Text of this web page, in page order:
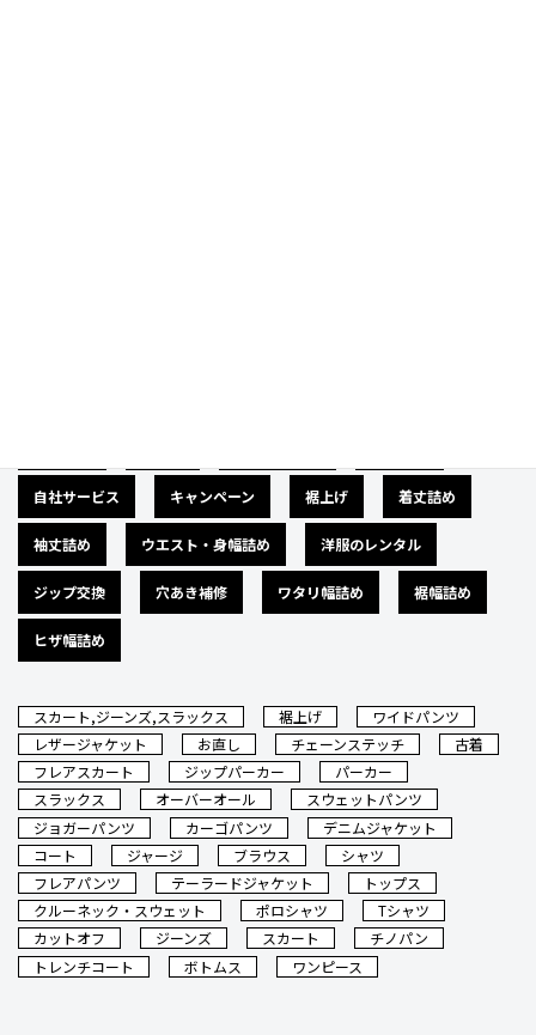
自社サービス キャンペーン 裾上げ 着丈詰め
袖丈詰め ウエスト・身幅詰め 洋服のレンタル
ジップ交換 穴あき補修 ワタリ幅詰め 裾幅詰め
ヒザ幅詰め
スカート,ジーンズ,スラックス 裾上げ
ワイドパンツ
レザージャケット
お直し チェーンステッチ
古着
フレアスカート
ジップパーカー
パーカー
スラックス
オーバーオール
スウェットパンツ
ジョガーパンツ
カーゴパンツ
デニムジャケット
コート
ジャージ ブラウス
シャツ
フレアパンツ
テーラードジャケット
トップス
クルーネック・スウェット
ポロシャツ
Tシャツ
カットオフ
ジーンズ スカート
チノパン
トレンチコート
ボトムス ワンピース